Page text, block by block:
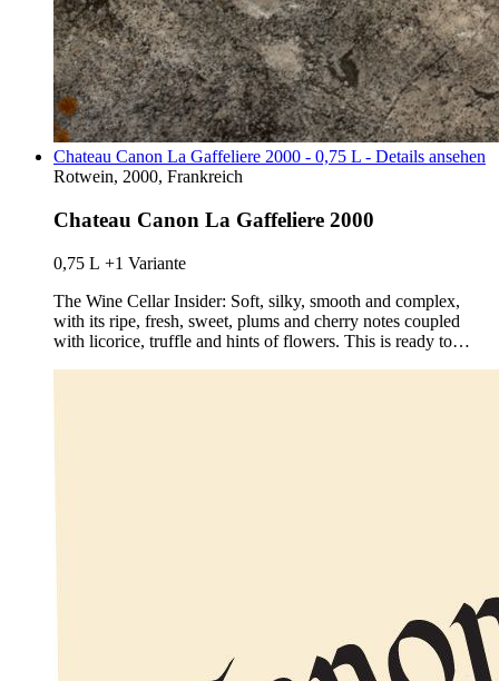
Chateau Canon La Gaffeliere 2000 - 0,75 L - Details ansehen
Rotwein, 2000, Frankreich
Chateau Canon La Gaffeliere 2000
0,75 L +1 Variante
The Wine Cellar Insider: Soft, silky, smooth and complex,
with its ripe, fresh, sweet, plums and cherry notes coupled
with licorice, truffle and hints of flowers. This is ready to…